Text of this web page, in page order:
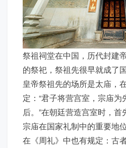
祭祖祠堂在中国，历代封建
的祭祀，祭祖先很早就成了
皇帝祭祖先的场所是太庙，
定：“君子将营宫室，宗庙
后。”在朝廷营造宫室时，
宗庙在国家礼制中的重要地
在《周礼》中也有规定：古